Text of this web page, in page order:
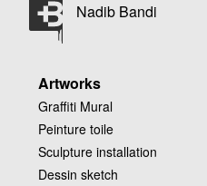
Nadib Bandi
Artworks
Graffiti Mural
Peinture toile
Sculpture installation
Dessin sketch